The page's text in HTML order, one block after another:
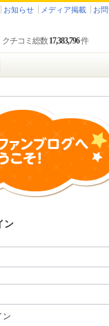
お知らせ メディア掲載 お
クチコミ総数 17,383,796件
ン
ン